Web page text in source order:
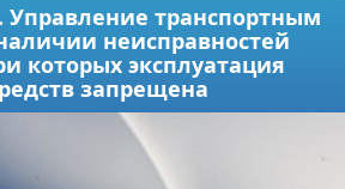
Управление транспортным
неисправностей
которых эксплуатация
запрещена